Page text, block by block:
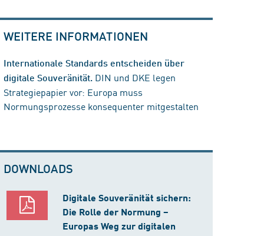
WEITERE INFORMATIONEN
Internationale Standards entscheiden über
digitale Souveränität. DIN und DKE legen
Strategiepapier vor: Europa muss
Normungsprozesse konsequenter mitgestalten
DOWNLOADS
Digitale Souveränität sichern:
Die Rolle der Normung –
Europas Weg zur digitalen